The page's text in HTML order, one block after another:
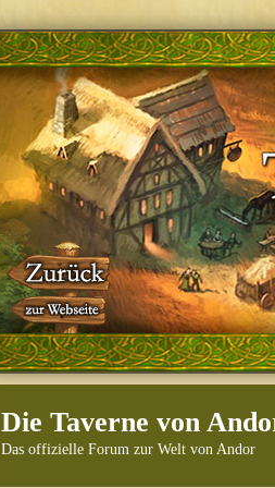
Die Taverne von
Das offizielle Forum zur Welt von Andor